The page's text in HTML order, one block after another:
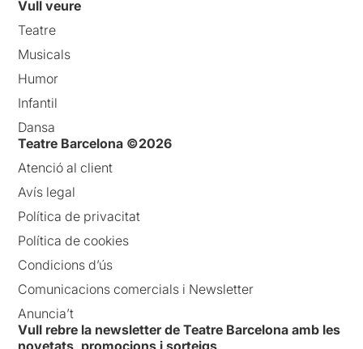
Vull veure
Teatre
Musicals
Humor
Infantil
Dansa
Teatre Barcelona ©2026
Atenció al client
Avís legal
Política de privacitat
Política de cookies
Condicions d’ús
Comunicacions comercials i Newsletter
Anuncia’t
Vull rebre la newsletter de Teatre Barcelona amb les
novetats, promocions i sorteigs